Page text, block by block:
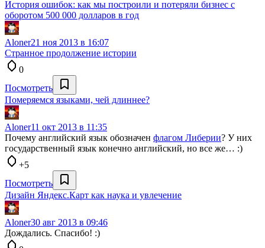
История ошибок: как мы построили и потеряли бизнес с
оборотом 500 000 долларов в год
Aloner21 ноя 2013 в 16:07
Странное продолжение истории
0
Посмотреть
Померяемся языками, чей длиннее?
Aloner11 окт 2013 в 11:35
Почему английский язык обозначен флагом Либерии? У них
государственный язык конечно английский, но все же… :)
+5
Посмотреть
Дизайн Яндекс.Карт как наука и увлечение
Aloner30 авг 2013 в 09:46
Дождались. Спасибо! :)